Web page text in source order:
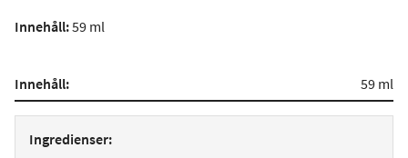
Innehåll:59 ml
Innehåll: 59 ml
Ingredienser: